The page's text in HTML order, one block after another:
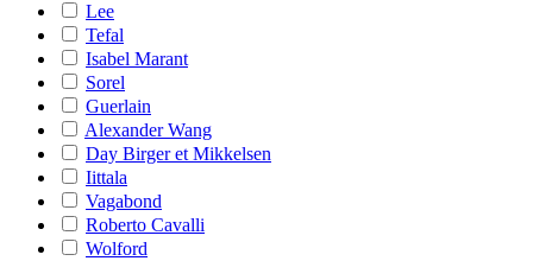
Lee
Tefal
Isabel Marant
Sorel
Guerlain
Alexander Wang
Day Birger et Mikkelsen
Iittala
Vagabond
Roberto Cavalli
Wolford